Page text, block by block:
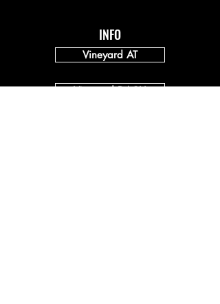
INFO
Vineyard AT
Vineyard DACH